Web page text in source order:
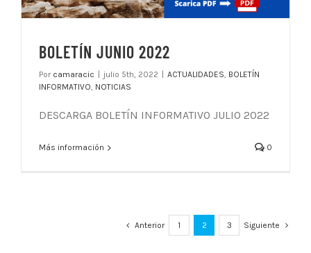
BOLETÍN JUNIO 2022
Por camaracic julio 5th, 2022 ACTUALIDADES, BOLETÍN
INFORMATIVO, NOTICIAS
DESCARGA BOLETÍN INFORMATIVO JULIO 2022
Más información 0
Anterior 1 2 3 Siguiente